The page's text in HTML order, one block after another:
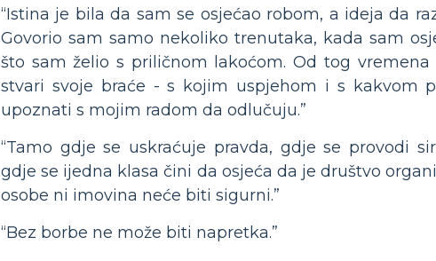
“Istina je bila da sam se osjećao robom, a ideja da
Govorio sam samo nekoliko trenutaka, kada sam
što sam želio s priličnom lakoćom. Od tog
stvari svoje braće - s kojim uspjehom i s kakvom
upoznati s mojim radom da odlučuju.”
“Tamo gdje se uskraćuje pravda, gdje se provodi
gdje se ijedna klasa čini da osjeća da je društvo
osobe ni imovina neće biti sigurni.”
“Bez borbe ne može biti napretka.”